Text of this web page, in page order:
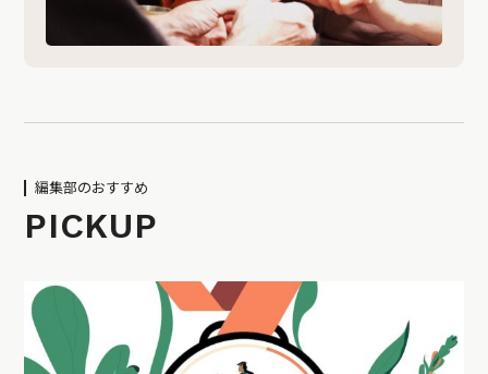
編集部のおすすめ
PICKUP